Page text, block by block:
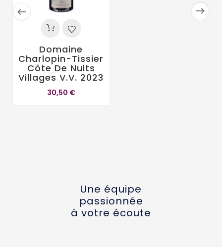
 
Domaine
Charlopin-Tissier
Côte De Nuits
Villages V.V. 2023
30,50 €
Une équipe
passionnée
à votre écoute